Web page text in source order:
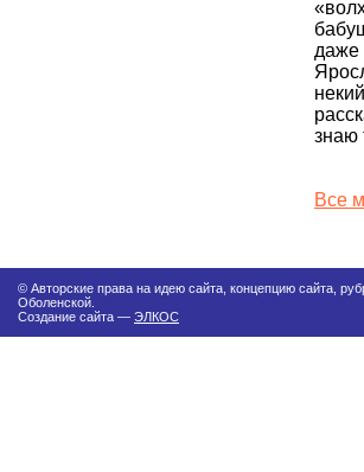
даже
знаю
Все
© Авторские права на идею сайта, концепцию сайта,
Оболенской.
Создание сайта — ЭЛКОС